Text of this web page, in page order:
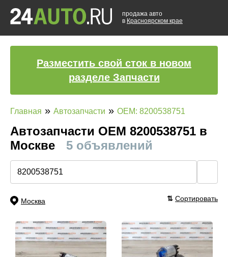
продажа авто
в Красноярском крае
Разместить свой сток в новом
разделе Запчасти
Главная » Автозапчасти » OEM: 8200538751
Автозапчасти ОЕМ 8200538751 в
Москве
5 объявлений
Москва ⇅ Сортировать